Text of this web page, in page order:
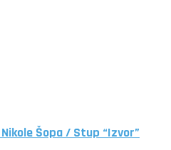
Šopa / Stup “Izvor”